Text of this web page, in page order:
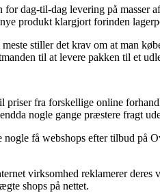
dag-til-dag levering på masser
produkt klargjort forinden
stiller det krav om at man
til at levere pakken til et
fra forskellige online
nogle gange præstere fragt
få webshops efter tilbud på
virksomhed reklamerer
shops på nettet.